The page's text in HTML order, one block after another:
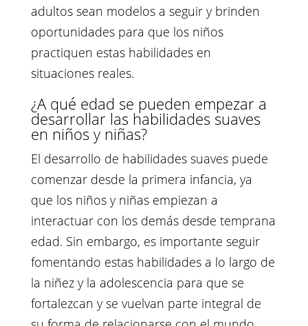
adultos sean modelos a seguir y brinden
oportunidades para que los niños
practiquen estas habilidades en
situaciones reales.
¿A qué edad se pueden empezar a
desarrollar las habilidades suaves
en niños y niñas?
El desarrollo de habilidades suaves puede
comenzar desde la primera infancia, ya
que los niños y niñas empiezan a
interactuar con los demás desde temprana
edad. Sin embargo, es importante seguir
fomentando estas habilidades a lo largo de
la niñez y la adolescencia para que se
fortalezcan y se vuelvan parte integral de